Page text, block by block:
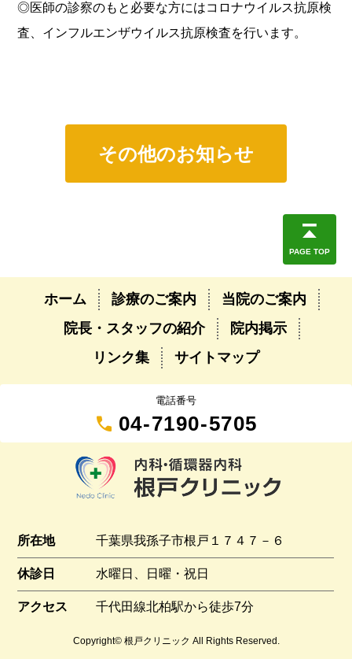
◎医師の診察のもと必要な方にはコロナウイルス抗原検
査、インフルエンザウイルス抗原検査を行います。
その他のお知らせ
ホーム 診療のご案内
当院のご案内
院長・スタッフの紹介
院内掲示
リンク集
サイトマップ
電話番号
call 04-7190-5705
所在地 千葉県我孫子市根戸１７４７－６
休診日 水曜日、日曜・祝日
アクセス 千代田線北柏駅から徒歩7分
Copyright© 根戸クリニック All Rights Reserved.
PAGE TOP